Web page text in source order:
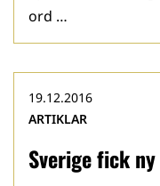
ord …
Sverige fick
19.12.2016
ARTIKLAR